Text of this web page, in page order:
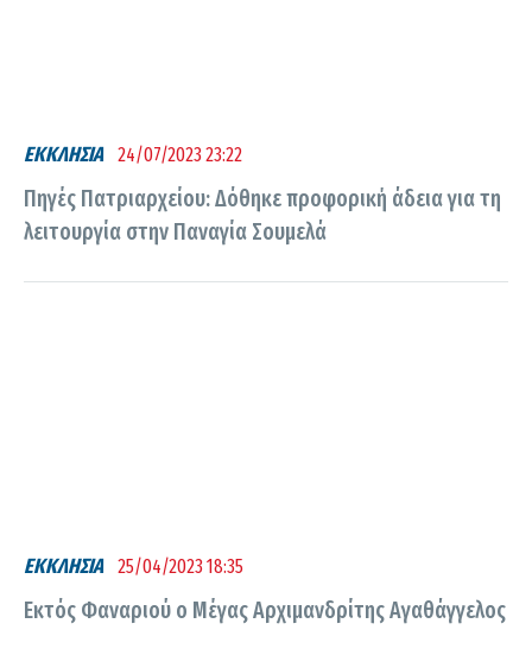
ΕΚΚΛΗΣΙΑ 24/07/2023 23:22
Πηγές Πατριαρχείου: Δόθηκε προφορική άδεια για τη
λειτουργία στην Παναγία Σουμελά
ΕΚΚΛΗΣΙΑ 25/04/2023 18:35
Εκτός Φαναριού ο Μέγας Αρχιμανδρίτης Αγαθάγγελος